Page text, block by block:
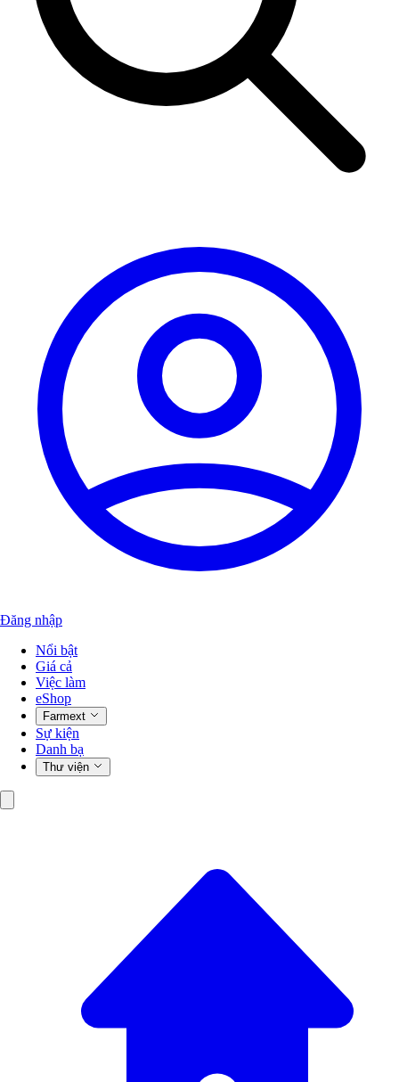
Đăng nhập
Nổi bật
Giá cả
Việc làm
eShop
Farmext
Sự kiện
Danh bạ
Thư viện